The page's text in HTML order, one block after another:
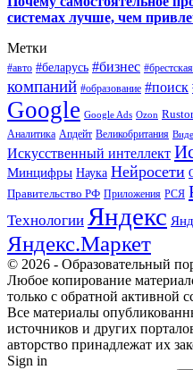
системах лучше, чем
Метки
#авто #беларусь #бизнес
компаний #образование #поиск
Google Google Ads Ozon
Аналитика Апдейт Великобритания
Искусственный интеллект
Минцифры Наука Нейросети
Правительство РФ Приложения РСЯ
Технологии Яндекс
Яндекс.Маркет
© 2026 - Образовательный
Любое копирование
только с обратной активной
Все материалы
источников и других
авторство принадлежат их
Sign in